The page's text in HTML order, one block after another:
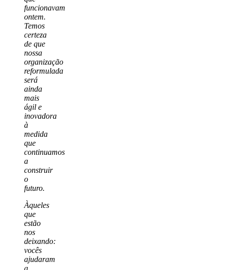
funcionavam
ontem.
Temos
certeza
de que
nossa
organização
reformulada
será
ainda
mais
ágil e
inovadora
à
medida
que
continuamos
a
construir
o
futuro.
Àqueles
que
estão
nos
deixando:
vocês
ajudaram
a